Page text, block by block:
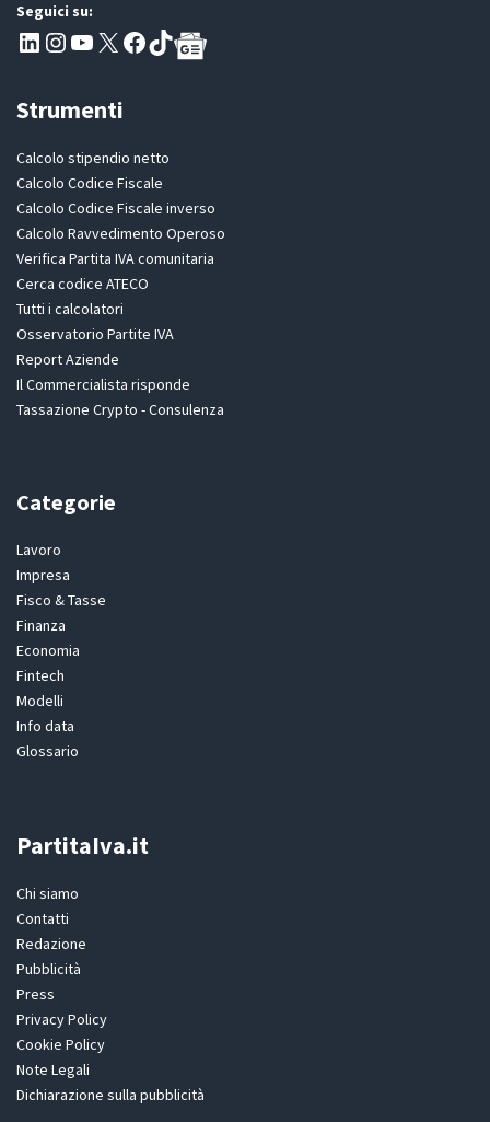
Seguici su:
Pagina LinkedIn PartitaIva
Instagram
Canale YouTube Evoluzione - Partitaiva.it
X Segui PartitaIva su Facebook
TikTok
Strumenti
Calcolo stipendio netto
Calcolo Codice Fiscale
Calcolo Codice Fiscale inverso
Calcolo Ravvedimento Operoso
Verifica Partita IVA comunitaria
Cerca codice ATECO
Tutti i calcolatori
Osservatorio Partite IVA
Report Aziende
Il Commercialista risponde
Tassazione Crypto - Consulenza
Categorie
Lavoro
Impresa
Fisco & Tasse
Finanza
Economia
Fintech
Modelli
Info data
Glossario
PartitaIva.it
Chi siamo
Contatti
Redazione
Pubblicità
Press
Privacy Policy
Cookie Policy
Note Legali
Dichiarazione sulla pubblicità